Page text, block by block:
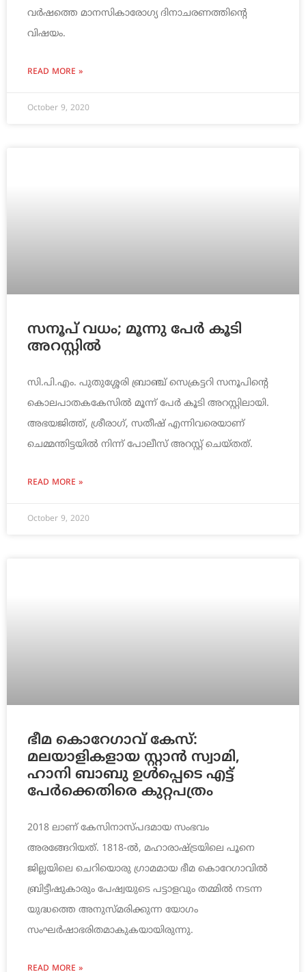
വര്‍ഷത്തെ മാനസികാരോഗ്യ ദിനാചരണത്തിന്റെ
വിഷയം.
READ MORE »
October 9, 2020
സനൂപ് വധം; മൂന്നു പേർ കൂടി
അറസ്റ്റിൽ
സി.പി.എം. പുതുശ്ശേരി ബ്രാഞ്ച് സെക്രട്ടറി സനൂപിന്റെ
കൊലപാതകകേസില്‍ മൂന്ന് പേര്‍ കൂടി അറസ്റ്റിലായി.
അഭയജിത്ത്, ശ്രീരാഗ്, സതീഷ് എന്നിവരെയാണ്
ചെമ്മന്തിട്ടയില്‍ നിന്ന് പോലീസ് അറസ്റ്റ് ചെയ്തത്.
READ MORE »
October 9, 2020
ഭീമ കൊറേഗാവ് കേസ്:
മലയാളികളായ സ്റ്റാന്‍ സ്വാമി,
ഹാനി ബാബു ഉള്‍പ്പെടെ എട്ട്
പേര്‍ക്കെതിരെ കുറ്റപത്രം
2018 ലാണ് കേസിനാസ്പദമായ സംഭവം
അരങ്ങേറിയത്. 1818-ല്‍, മഹാരാഷ്ട്രയിലെ പൂനെ
ജില്ലയിലെ ചെറിയൊരു ഗ്രാമമായ ഭീമ കൊറേഗാവില്‍
ബ്രിട്ടീഷുകാരും പേഷ്വയുടെ പട്ടാളവും തമ്മില്‍ നടന്ന
യുദ്ധത്തെ അനുസ്മരിക്കുന്ന യോഗം
സംഘര്‍ഷാഭരിതമാകുകയായിരുന്നു.
READ MORE »